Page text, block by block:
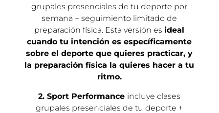
grupales presenciales de tu deporte por
semana + seguimiento limitado de
preparación física. Esta versión es ideal
cuando tu intención es específicamente
sobre el deporte que quieres practicar, y
la preparación física la quieres hacer a tu
ritmo.
2. Sport Performance incluye clases
grupales presenciales de tu deporte +